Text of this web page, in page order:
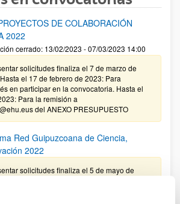
DE COLABORACIÓN
2022
cerrado: 13/02/2023 - 07/03/2023 14:00
solicitudes finaliza el 7 de marzo de
el 17 de febrero de 2023: Para
en participar en la convocatoria. Hasta el
Para la remisión a
del ANEXO PRESUPUESTO
Red Guipuzcoana de Ciencia,
2022
solicitudes finaliza el 5 de mayo de